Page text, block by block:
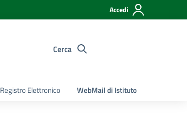
Accedi
Cerca
Registro Elettronico WebMail di Istituto